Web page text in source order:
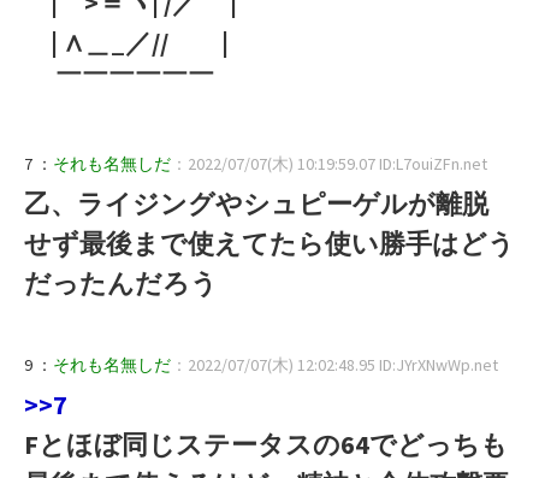
| ∧＿_／// |
￣￣￣￣￣￣
7 ： それも名無しだ ：2022/07/07(木) 10:19:59.07 ID:L7ouiZFn.net
乙、ライジングやシュピーゲルが離脱
せず最後まで使えてたら使い勝手はどう
だったんだろう
9 ： それも名無しだ ：2022/07/07(木) 12:02:48.95 ID:JYrXNwWp.net
>>7
Fとほぼ同じステータスの64でどっちも